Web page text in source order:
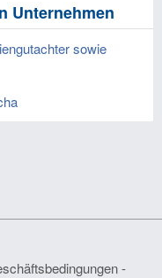
Unternehmen
sowie
-